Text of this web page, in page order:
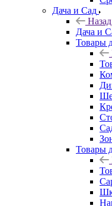
Дача и Сад
Назад
Дача и
Товары
Товары